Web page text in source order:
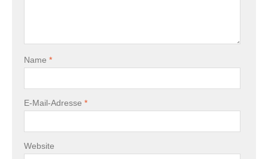
Name *
E-Mail-Adresse *
Website